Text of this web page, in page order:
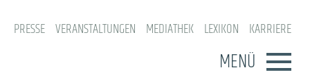
PRESSE VERANSTALTUNGEN MEDIATHEK LEXIKON KARRIERE
MENÜ